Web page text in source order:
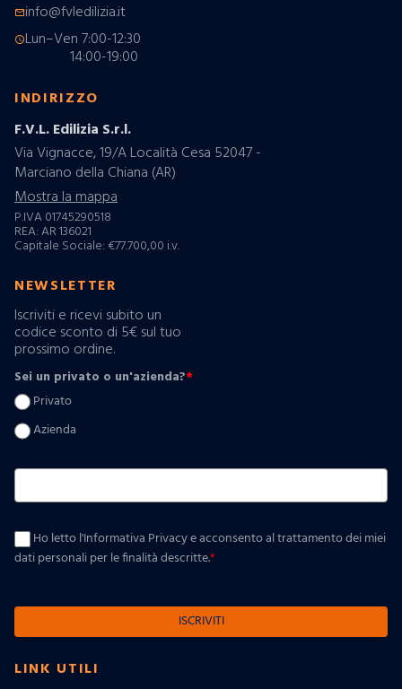
mail_outlineinfo@fvledilizia.it
scheduleLun–Ven 7:00-12:30
14:00-19:00
INDIRIZZO
F.V.L. Edilizia S.r.l.
Via Vignacce, 19/A Località Cesa 52047 -
Marciano della Chiana (AR)
Mostra la mappa
P.IVA 01745290518
REA: AR 136021
Capitale Sociale: €77.700,00 i.v.
NEWSLETTER
Iscriviti e ricevi subito un
codice sconto di 5€ sul tuo
prossimo ordine.
Sei un privato o un'azienda?*
Privato
Azienda
Ho letto l'Informativa Privacy e acconsento al trattamento dei miei
dati personali per le finalità descritte.*
ISCRIVITI
LINK UTILI